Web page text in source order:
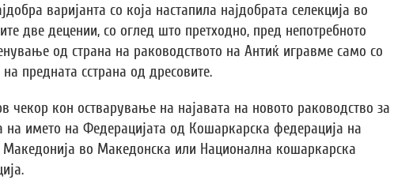
варијанта со која настапила најдобрата селекција во
две децении, со оглед што претходно, пред непотребното
од страна на раководството на Антиќ игравме само со
предната сстрана од дресовите.
чекор кон остварување на најавата на новото раководство за
на името на Федерацијата од Кошаркарска федерација на
Македонија во Македонска или Национална кошаркарска